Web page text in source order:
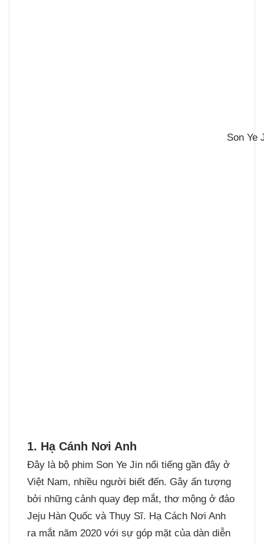
Son Ye
1. Hạ Cánh Nơi Anh
Đây là bộ phim Son Ye Jin nổi tiếng gần đây ở
Việt Nam, nhiều người biết đến. Gây ấn tượng
bởi những cảnh quay đẹp mắt, thơ mộng ở đảo
Jeju Hàn Quốc và Thụy Sĩ. Hạ Cách Nơi Anh
ra mắt năm 2020 với sự góp mặt của dàn diễn